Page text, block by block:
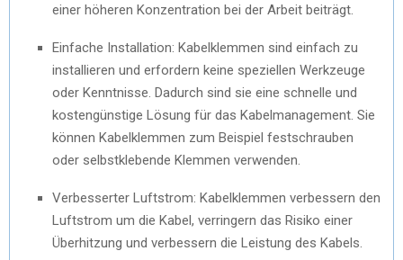
einer höheren Konzentration bei der Arbeit beiträgt.
Einfache Installation: Kabelklemmen sind einfach zu
installieren und erfordern keine speziellen Werkzeuge
oder Kenntnisse. Dadurch sind sie eine schnelle und
kostengünstige Lösung für das Kabelmanagement. Sie
können Kabelklemmen zum Beispiel festschrauben
oder selbstklebende Klemmen verwenden.
Verbesserter Luftstrom: Kabelklemmen verbessern den
Luftstrom um die Kabel, verringern das Risiko einer
Überhitzung und verbessern die Leistung des Kabels.